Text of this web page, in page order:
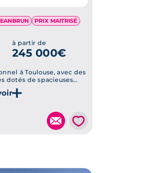
programme
PRIX MAITRISÉ
à partir de
245 000€
à Toulouse, avec des
dotés de spacieuses
votre confort.
💗